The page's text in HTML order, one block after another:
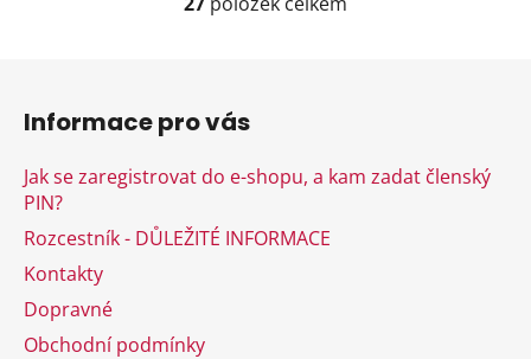
O
c
p
r
Informace pro vás
Jak se zaregistrovat do e-shopu, a kam zadat členský
PIN?
Rozcestník - DŮLEŽITÉ INFORMACE
Kontakty
Dopravné
Obchodní podmínky